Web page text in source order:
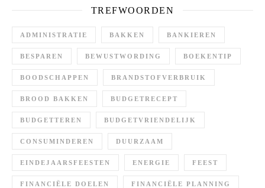
TREFWOORDEN
ADMINISTRATIE BAKKEN BANKIEREN
BESPAREN BEWUSTWORDING BOEKENTIP
BOODSCHAPPEN BRANDSTOFVERBRUIK
BROOD BAKKEN BUDGETRECEPT
BUDGETTEREN BUDGETVRIENDELIJK
CONSUMINDEREN DUURZAAM
EINDEJAARSFEESTEN ENERGIE FEEST
FINANCIËLE DOELEN FINANCIËLE PLANNING